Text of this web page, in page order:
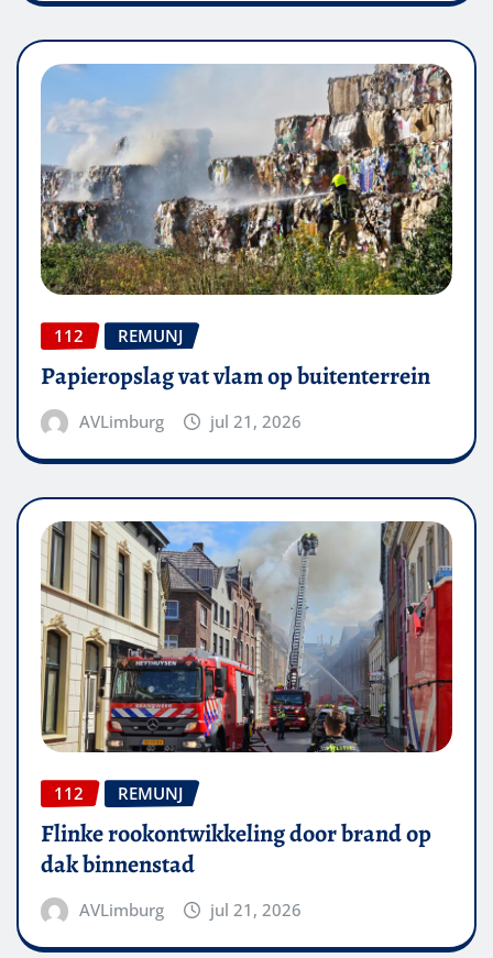
112 REMUNJ
Papieropslag vat vlam op buitenterrein
AVLimburg jul 21, 2026
112 REMUNJ
Flinke rookontwikkeling door brand op
dak binnenstad
AVLimburg jul 21, 2026